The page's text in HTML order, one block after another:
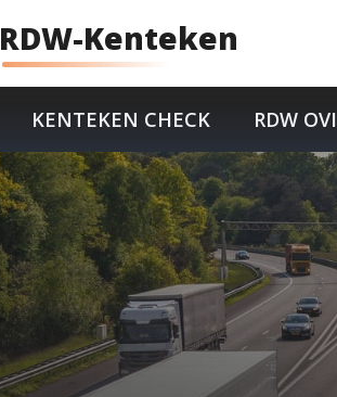
RDW-Kenteken
KENTEKEN CHECK RDW OVI